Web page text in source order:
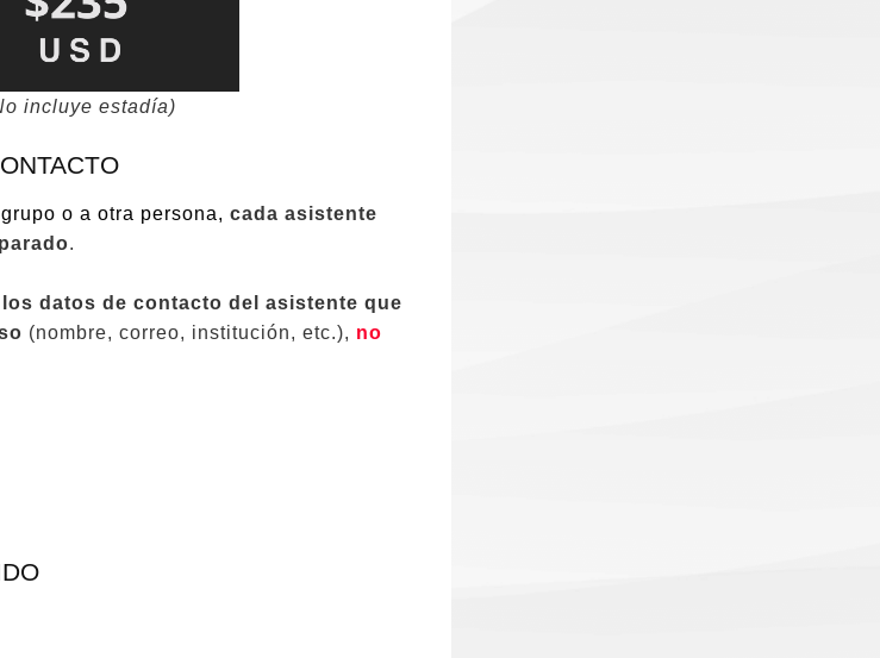
incluye estadía)
o a otra persona, cada asistente
.
los datos de contacto del asistente que
(nombre, correo, institución, etc.), no